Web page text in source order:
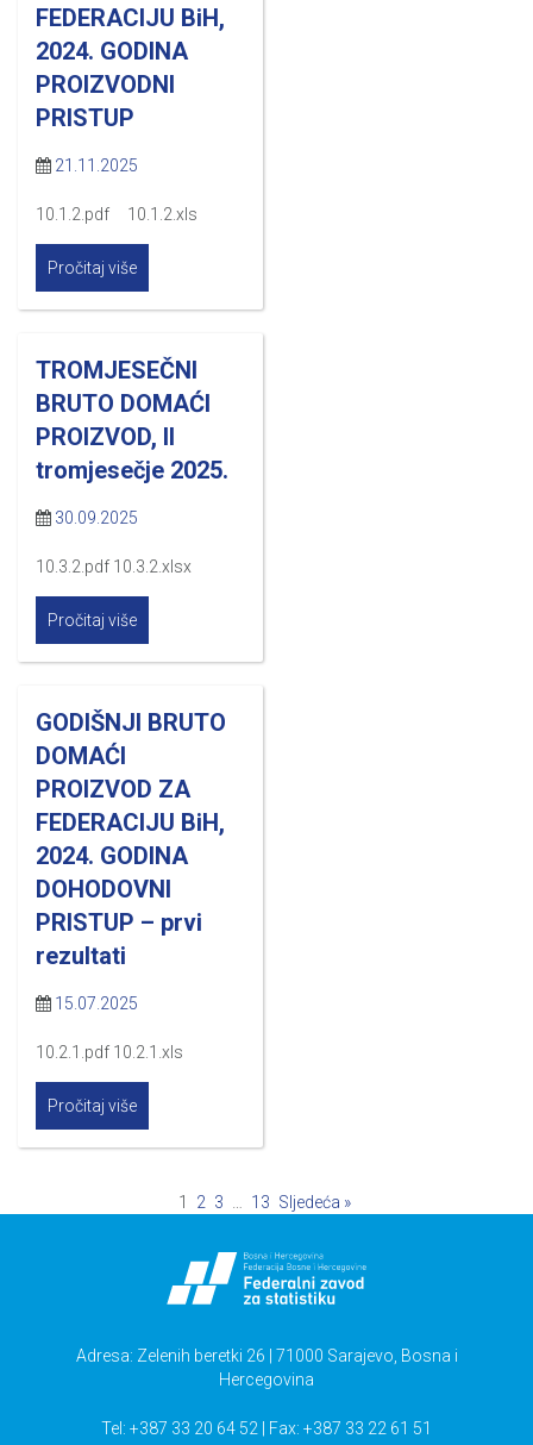
FEDERACIJU BiH,
2024. GODINA
PROIZVODNI
PRISTUP
21.11.2025
10.1.2.pdf 10.1.2.xls
Pročitaj više
TROMJESEČNI
BRUTO DOMAĆI
PROIZVOD, II
tromjesečje 2025.
30.09.2025
10.3.2.pdf 10.3.2.xlsx
Pročitaj više
GODIŠNJI BRUTO
DOMAĆI
PROIZVOD ZA
FEDERACIJU BiH,
2024. GODINA
DOHODOVNI
PRISTUP – prvi
rezultati
15.07.2025
10.2.1.pdf 10.2.1.xls
Pročitaj više
1 2 3 13 Sljedeća »
Adresa: Zelenih beretki 26 | 71000 Sarajevo, Bosna i
Hercegovina
Tel: +387 33 20 64 52 | Fax: +387 33 22 61 51